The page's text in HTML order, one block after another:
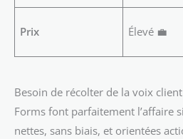
Prix Élevé 💼
Besoin de récolter de la voix
Forms font parfaitement l’affaire
nettes, sans biais, et orientées